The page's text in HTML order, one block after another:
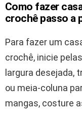
Como fazer
crochê passo a
Para fazer um
crochê, inicie
largura desejada,
ou meia-coluna
mangas, costure